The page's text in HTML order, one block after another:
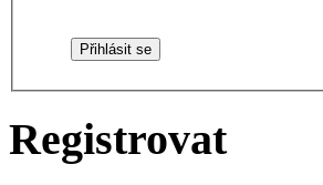
Registrovat